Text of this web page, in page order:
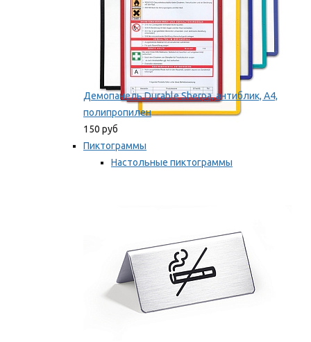
Демопанель Durable Sherpa, антиблик, А4,
полипропилен
150 руб
Пиктограммы
Настольные пиктограммы